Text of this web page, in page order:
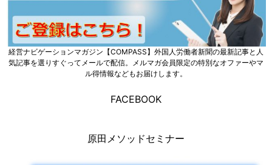
経営ナビゲーションマガジン【COMPASS】外国人労働者新聞の最新記事と人
気記事を選りすぐってメールで配信。メルマガ会員限定の特別なオファーやマ
ル得情報などもお届けします。
FACEBOOK
原田メソッドセミナー